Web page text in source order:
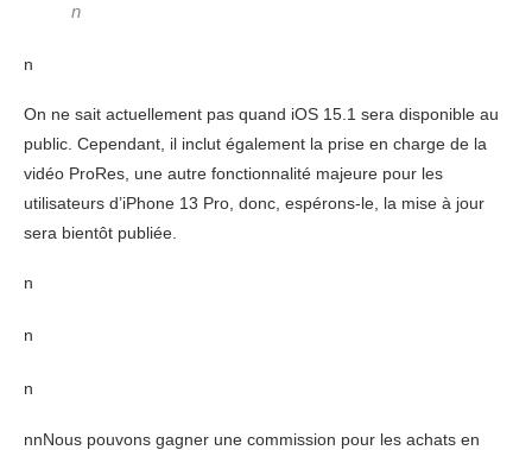
n
n
On ne sait actuellement pas quand iOS 15.1 sera disponible au
public. Cependant, il inclut également la prise en charge de la
vidéo ProRes, une autre fonctionnalité majeure pour les
utilisateurs d’iPhone 13 Pro, donc, espérons-le, la mise à jour
sera bientôt publiée.
n
n
n
nnNous pouvons gagner une commission pour les achats en